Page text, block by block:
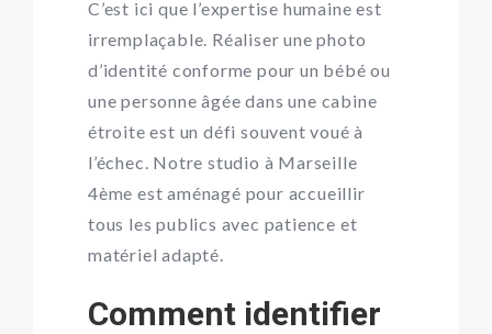
C’est ici que l’expertise humaine est
irremplaçable. Réaliser une photo
d’identité conforme pour un bébé ou
une personne âgée dans une cabine
étroite est un défi souvent voué à
l’échec. Notre studio à Marseille
4ème est aménagé pour accueillir
tous les publics avec patience et
matériel adapté.
Comment identifier